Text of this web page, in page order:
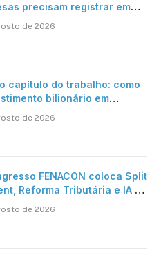
precisam registrar em
digitais?
de 2026
capítulo do trabalho: como
bilionário em
era da inteligência
de 2026
FENACON coloca Split
Reforma Tributária e IA no
de 2026